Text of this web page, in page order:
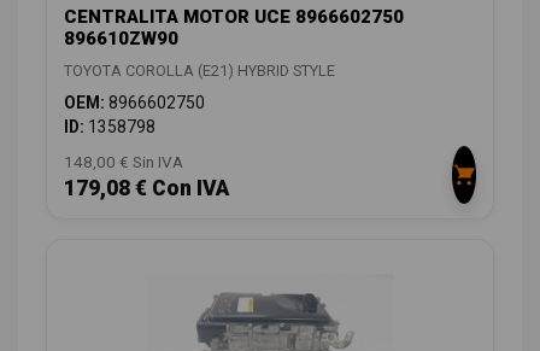
CENTRALITA MOTOR UCE 8966602750
896610ZW90
TOYOTA COROLLA (E21) HYBRID STYLE
OEM: 8966602750
ID: 1358798
148,00 € Sin IVA
179,08 € Con IVA